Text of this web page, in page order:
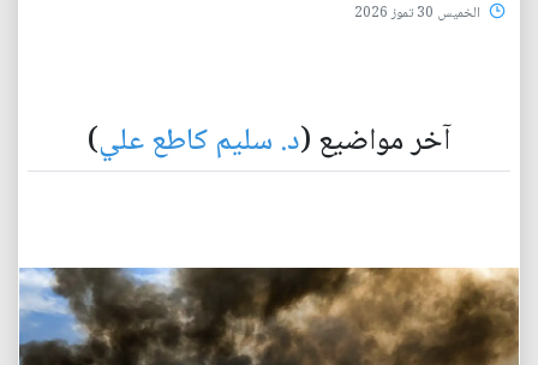
الخميس 30 تموز 2026
آخر مواضيع (د. سليم كاطع علي)